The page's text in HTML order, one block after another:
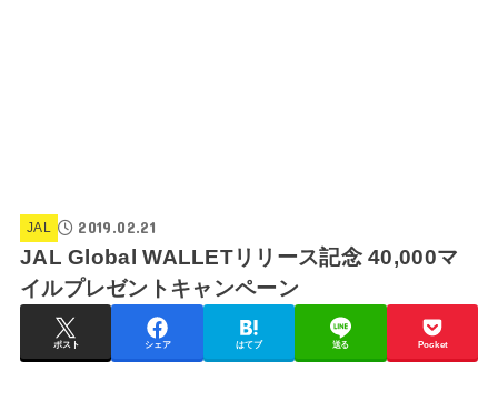
JAL 2019.02.21
JAL Global WALLETリリース記念 40,000マ
イルプレゼントキャンペーン
ポスト シェア はてブ 送る Pocket